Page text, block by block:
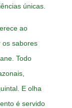
únicas.
ao
os sabores
Todo
E olha
é servido